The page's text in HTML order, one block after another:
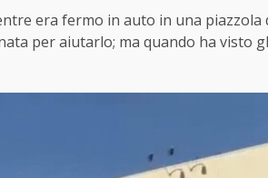
era fermo in auto in una
per aiutarlo; ma quando ha visto